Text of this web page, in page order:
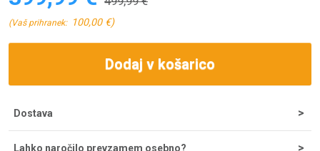
(Vaš prihranek: 100,00 €)
Dodaj v košarico
Dostava
Lahko naročilo prevzamem osebno?